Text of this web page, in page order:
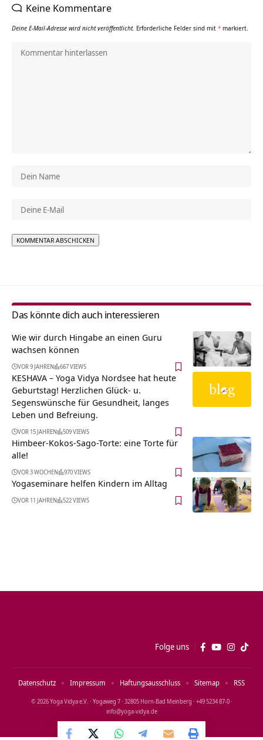
Keine Kommentare
Deine E-Mail-Adresse wird nicht veröffentlicht. Erforderliche Felder sind mit * markiert.
Das könnte dich auch interessieren
Wie wir durch Hingabe an einen Guru
wachsen können
VOR 9 JAHREN 667 VIEWS
KESHAVA – Yoga Vidya Nordsee hat heute
Geburtstag! Herzlichen Glück- u.
Segenswünsche für Gesundheit, langes
Leben und Befreiung.
VOR 15 JAHREN 509 VIEWS
Himbeer-Kokos-Sago-Torte: eine Torte für
alle!
VOR 3 WOCHEN 970 VIEWS
Yogaseminare helfen Kindern im Alltag
VOR 11 JAHREN 522 VIEWS
Folge uns
© 2026 Yoga Vidya e.V. · Yogaweg 7 · 32805 Horn‑Bad Meinberg · +49 5234 87‑0 ·
info@yoga‑vidya.de
Datenschutz Impressum Haftungsausschluss Sitemap RSS